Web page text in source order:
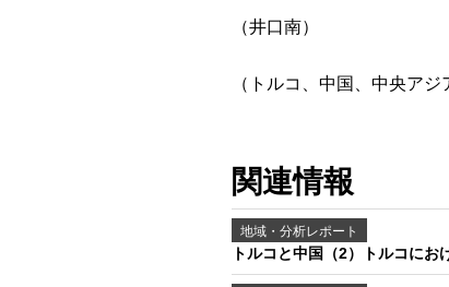
（井口南）
（トルコ、中国、中央アジ
関連情報
地域・分析レポート
トルコと中国（2）トルコにお